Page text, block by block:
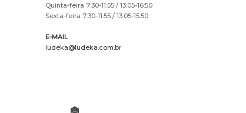
Quinta-feira 7:30-11:55 / 13:05-16:50
Sexta-feira 7:30-11:55 / 13:05-15:50
E-MAIL
ludeka@ludeka.com.br